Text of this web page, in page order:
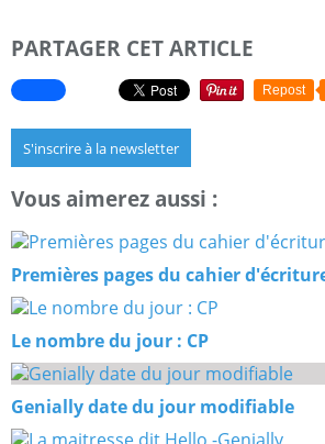
PARTAGER CET ARTICLE
Repost
S'inscrire à la newsletter
Vous aimerez aussi :
Premières pages du cahier
Le nombre du jour : CP
Genially date du jour modifiable